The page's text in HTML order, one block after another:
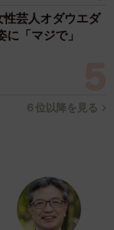
性芸人オダウエダ
「マジで」
６位以降を見る